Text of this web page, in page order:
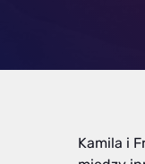
Kamila i